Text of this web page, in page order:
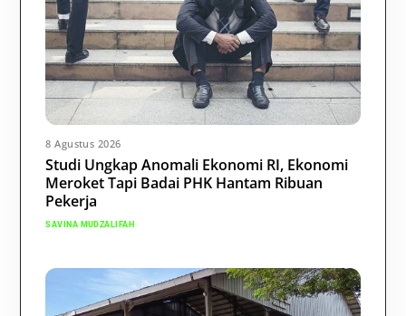
8 Agustus 2026
Studi Ungkap Anomali Ekonomi RI, Ekonomi
Meroket Tapi Badai PHK Hantam Ribuan
Pekerja
SAVINA MUDZALIFAH